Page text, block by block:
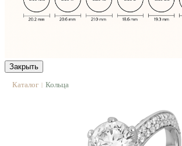
Закрыть
Каталог | Кольца